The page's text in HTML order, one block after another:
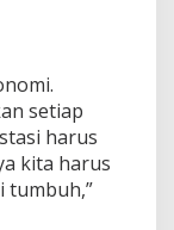
setiap
harus
kita harus
tumbuh,”